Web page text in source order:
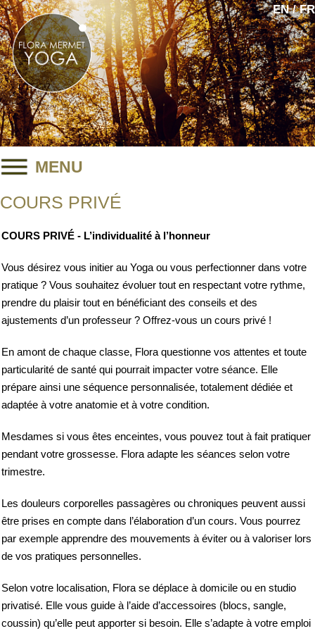
EN / FR
MENU
COURS PRIVÉ
COURS PRIVÉ - L’individualité à l’honneur
Vous désirez vous initier au Yoga ou vous perfectionner dans votre
pratique ? Vous souhaitez évoluer tout en respectant votre rythme,
prendre du plaisir tout en bénéficiant des conseils et des
ajustements d’un professeur ? Offrez-vous un cours privé !
En amont de chaque classe, Flora questionne vos attentes et toute
particularité de santé qui pourrait impacter votre séance. Elle
prépare ainsi une séquence personnalisée, totalement dédiée et
adaptée à votre anatomie et à votre condition.
Mesdames si vous êtes enceintes, vous pouvez tout à fait pratiquer
pendant votre grossesse. Flora adapte les séances selon votre
trimestre.
Les douleurs corporelles passagères ou chroniques peuvent aussi
être prises en compte dans l’élaboration d’un cours. Vous pourrez
par exemple apprendre des mouvements à éviter ou à valoriser lors
de vos pratiques personnelles.
Selon votre localisation, Flora se déplace à domicile ou en studio
privatisé. Elle vous guide à l’aide d’accessoires (blocs, sangle,
coussin) qu’elle peut apporter si besoin. Elle s’adapte à votre emploi